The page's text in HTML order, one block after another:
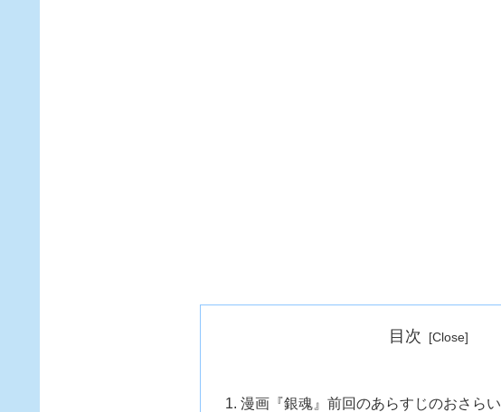
目次
漫画『銀魂』前回のあらすじのおさらい